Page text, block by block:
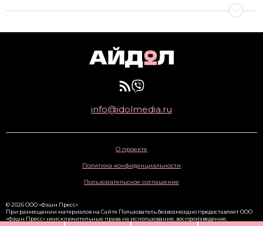
info@idolmedia.ru
О проекте
Политика конфиденциальности
Пользовательское соглашение
© 2026 ООО «Фэшн Пресс»
При размещении материалов на Сайте Пользователь безвозмездно предоставляет ООО
«Фэшн Пресс» неисключительные права на использование, воспроизведение,